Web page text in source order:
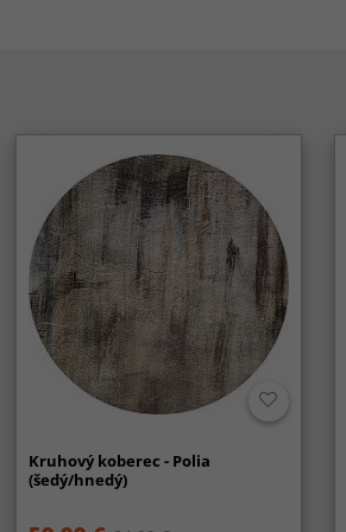
Kruhový koberec - Polia
(šedý/hnedý)